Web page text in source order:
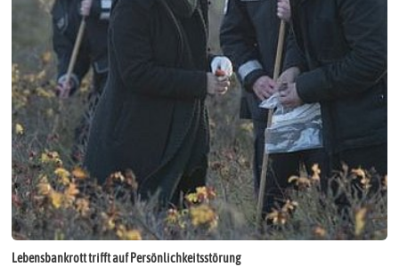
Lebensbankrott trifft auf Persönlichkeitsstörung